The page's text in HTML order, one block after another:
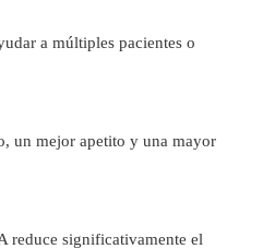
a múltiples pacientes o
un mejor apetito y una mayor
reduce significativamente el